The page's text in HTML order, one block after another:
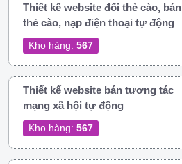
Thiết kế website đổi thẻ cào, bán
thẻ cào, nạp điện thoại tự động
Kho hàng: 567
Thiết kế website bán tương tác
mạng xã hội tự động
Kho hàng: 567